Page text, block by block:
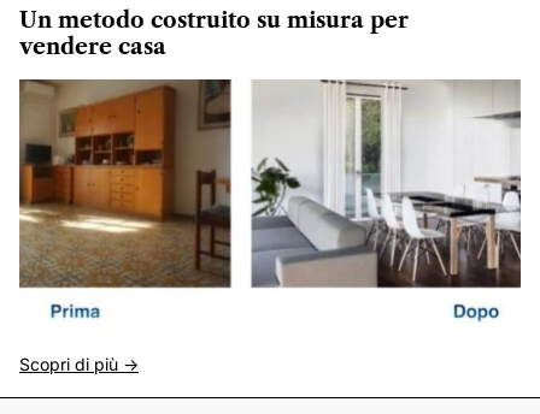
Un metodo costruito su misura per
vendere casa
Scopri di più ->